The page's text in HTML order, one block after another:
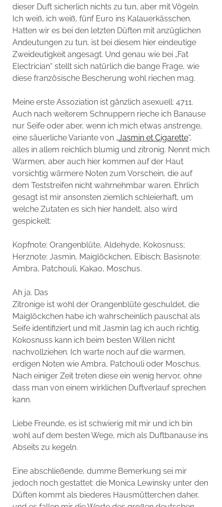
dieser Duft sicherlich nichts zu tun, aber mit Vögeln.
Ich weiß, ich weiß, fünf Euro ins Kalauerkässchen.
Hatten wir es bei den letzten Düften mit anzüglichen
Andeutungen zu tun, ist bei diesem hier eindeutige
Zweideutigkeit angesagt. Und genau wie bei „Fat
Electrician“ stellt sich natürlich die bange Frage, wie
diese französische Bescherung wohl riechen mag.
Meine erste Assoziation ist gänzlich asexuell: 4711.
Auch nach weiterem Schnuppern rieche ich Banause
nur Seife oder aber, wenn ich mich etwas anstrenge,
eine säuerliche Variante von „Jasmin et Cigarette“,
alles in allem reichlich blumig und zitronig. Nennt mich
Warmen, aber auch hier kommen auf der Haut
vorsichtig wärmere Noten zum Vorschein, die auf
dem Teststreifen nicht wahrnehmbar waren. Ehrlich
gesagt ist mir ansonsten ziemlich schleierhaft, um
welche Zutaten es sich hier handelt, also wird
gespickelt:
Kopfnote: Orangenblüte, Aldehyde, Kokosnuss;
Herznote: Jasmin, Maiglöckchen, Eibisch; Basisnote:
Ambra, Patchouli, Kakao, Moschus.
Ah ja. Das
Zitronige ist wohl der Orangenblüte geschuldet, die
Maiglöckchen habe ich wahrscheinlich pauschal als
Seife identifiziert und mit Jasmin lag ich auch richtig.
Kokosnuss kann ich beim besten Willen nicht
nachvollziehen. Ich warte noch auf die warmen,
erdigen Noten wie Ambra, Patchouli oder Moschus.
Nach einiger Zeit treten diese ein wenig hervor, ohne
dass man von einem wirklichen Duftverlauf sprechen
kann.
Liebe Freunde, es ist schwierig mit mir und ich bin
wohl auf dem besten Wege, mich als Duftbanause ins
Abseits zu kegeln.
Eine abschließende, dumme Bemerkung sei mir
jedoch noch gestattet: die Monica Lewinsky unter den
Düften kommt als biederes Hausmütterchen daher,